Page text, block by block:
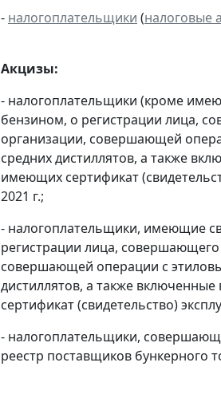
- налогоплательщики (налоговые
Акцизы:
- налогоплательщики (кроме
бензином, о регистрации лица,
организации, совершающей
средних дистиллятов, а также
имеющих сертификат
2021 г.;
- налогоплательщики, имеющие
регистрации лица,
совершающей операции с
дистиллятов, а также
сертификат (свидетельство)
- налогоплательщики,
реестр поставщиков бункерного